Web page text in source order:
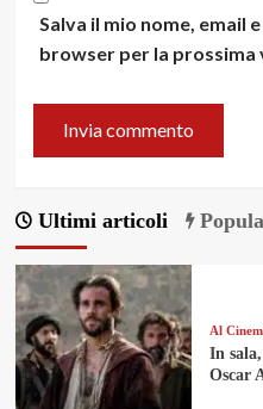
Salva il mio nome, email
browser per la prossima
Ultimi articoli
Al
In
Oscar